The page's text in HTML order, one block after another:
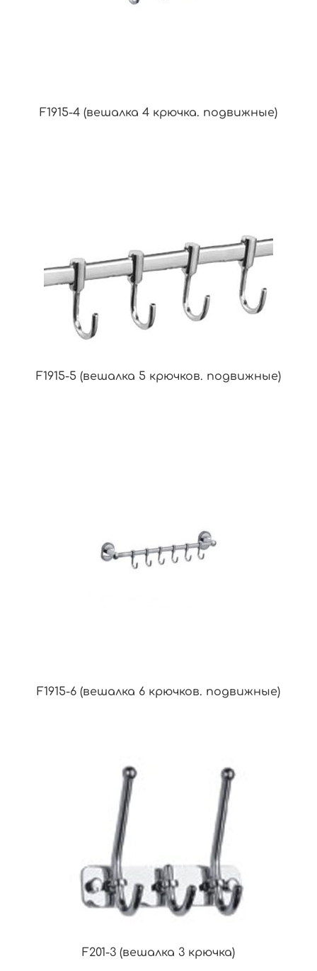
F1915-4 (вешалка 4 крючка. подвижные)
F1915-5 (вешалка 5 крючков. подвижные)
F1915-6 (вешалка 6 крючков. подвижные)
F201-3 (вешалка 3 крючка)